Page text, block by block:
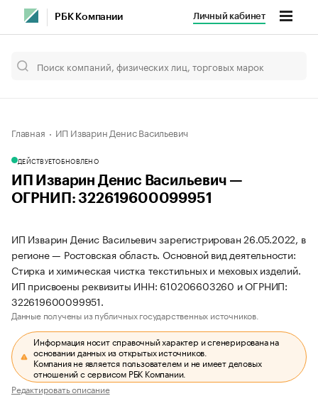
РБК Компании Личный кабинет
Главная ИП Изварин Денис Васильевич
ДЕЙСТВУЕТОБНОВЛЕНО
ИП Изварин Денис Васильевич —
ОГРНИП: 322619600099951
ИП Изварин Денис Васильевич зарегистрирован 26.05.2022, в
регионе — Ростовская область. Основной вид деятельности:
Стирка и химическая чистка текстильных и меховых изделий.
ИП присвоены реквизиты ИНН: 610206603260 и ОГРНИП:
322619600099951.
Данные получены из публичных государственных источников.
Информация носит справочный характер и сгенерирована на
основании данных из открытых источников.
Компания не является пользователем и не имеет деловых
отношений с сервисом РБК Компании.
Редактировать описание